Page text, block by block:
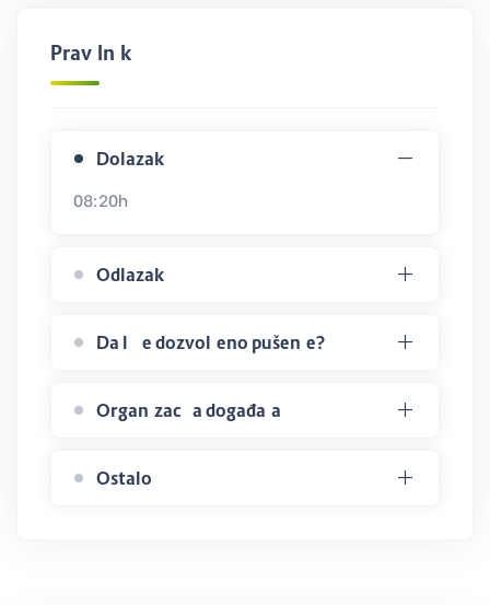
Pravilnik
Dolazak
08:20h
Odlazak
Da li je dozvoljeno pušenje?
Organizacija događaja
Ostalo